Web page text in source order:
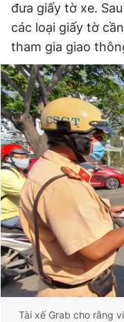
đưa giấy tờ xe.
các loại giấy tờ
tham gia giao
Tài xế Grab cho rằng